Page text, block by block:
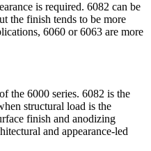
is required. 6082 can be
the finish tends to be more
6060 or 6063 are more
the 6000 series. 6082 is the
structural load is the
finish and anodizing
and appearance-led